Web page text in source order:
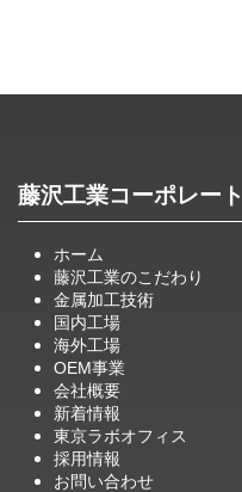
藤沢工業コーポレート
ホーム
藤沢工業のこだわり
金属加工技術
国内工場
海外工場
OEM事業
会社概要
新着情報
東京ラボオフィス
採用情報
お問い合わせ